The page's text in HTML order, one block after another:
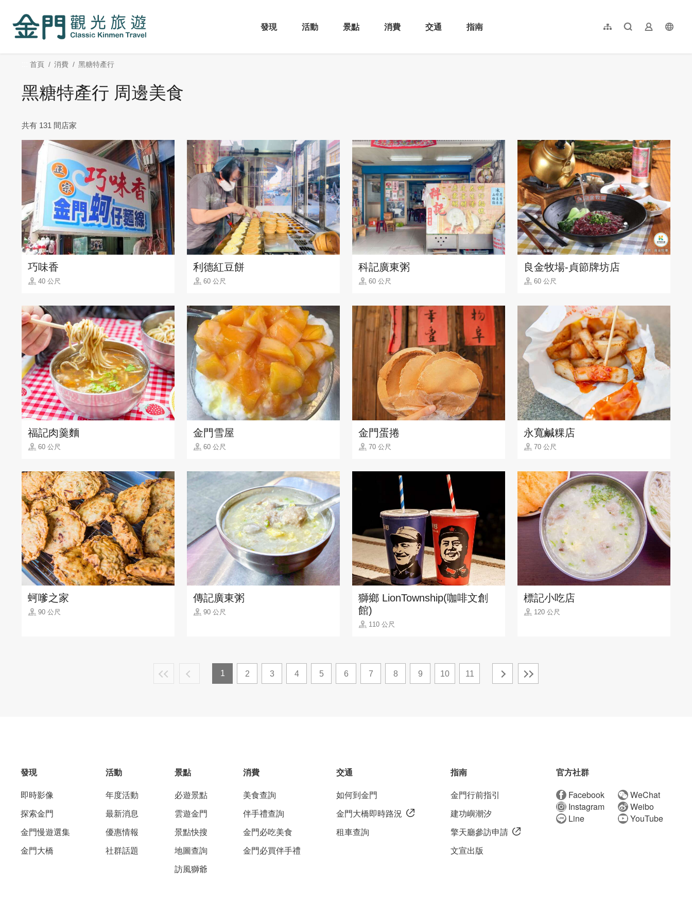
內
發現
活動 景點 消費 交通 指南 網站導覽全文檢索業者登入
简体中文
首頁 消費 黑糖特產行
黑糖特產行 周邊美食
共有 131 間店家
巧味香
40 公尺
利德紅豆餅
60 公尺
科記廣東粥
60 公尺
良金牧場-貞節牌坊店
60 公尺
福記肉羹麵
60 公尺
金門雪屋
60 公尺
金門蛋捲
70 公尺
永寬鹹粿店
70 公尺
蚵嗲之家
90 公尺
傳記廣東粥
90 公尺
獅鄉 LionTownship(咖啡文創
館)
110 公尺
標記小吃店
120 公尺
1 2 3 4 5 6 7 8 9 10 11
發現
即時影像
探索金門
金門慢遊選集
金門大橋
活動
年度活動
最新消息
優惠情報
社群話題
景點
必遊景點
雲遊金門
景點快搜
地圖查詢
訪風獅爺
消費
美食查詢
伴手禮查詢
金門必吃美食
金門必買伴手禮
交通
如何到金門
金門大橋即時路況
租車查詢
指南
金門行前指引
建功嶼潮汐
擎天廳參訪申請
文宣出版
官方社群
Facebook
WeChat
Instagram
Weibo
Line
YouTube